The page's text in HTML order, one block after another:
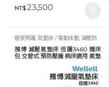
NT$23,500
居家照護,氣墊床 / 電動床墊, 減壓防
褥瘡, 護理床具及配件,長照專區 預防
褥瘡
雃博 減壓氣墊床 倍護3460 贈床
包 交替式 預防壓瘡 病床適用 氣墊